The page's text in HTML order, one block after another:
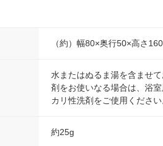
（約）幅80×奥行50×高さ
水またはぬるま湯を含ませ
剤をお使いなる場合は、浴
カリ性洗剤をご使用ください
約25g